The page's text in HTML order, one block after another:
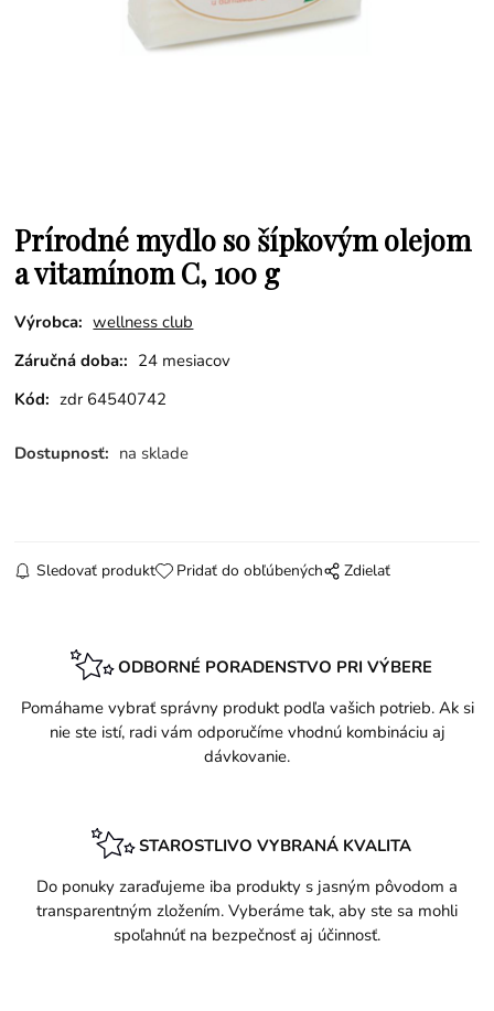
Prírodné mydlo so šípkovým olejom
a vitamínom C, 100 g
Výrobca: wellness club
Záručná doba:: 24 mesiacov
Kód: zdr 64540742
Dostupnosť: na sklade
Sledovať produkt Pridať do obľúbených Zdielať
ODBORNÉ PORADENSTVO PRI VÝBERE
Pomáhame vybrať správny produkt podľa vašich potrieb. Ak si
nie ste istí, radi vám odporučíme vhodnú kombináciu aj
dávkovanie.
STAROSTLIVO VYBRANÁ KVALITA
Do ponuky zaraďujeme iba produkty s jasným pôvodom a
transparentným zložením. Vyberáme tak, aby ste sa mohli
spoľahnúť na bezpečnosť aj účinnosť.